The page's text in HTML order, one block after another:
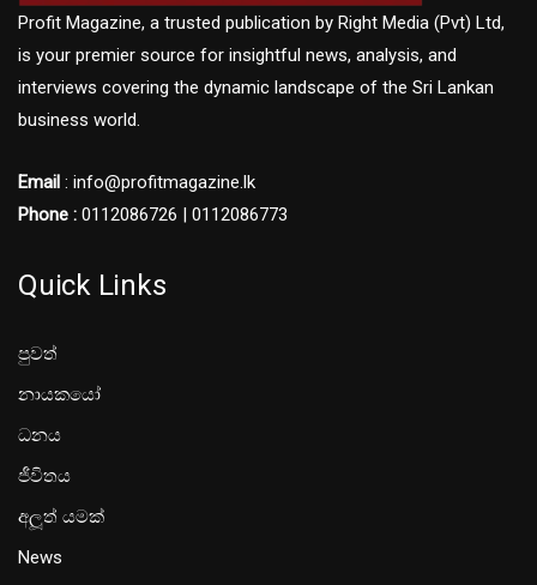
Profit Magazine, a trusted publication by Right Media (Pvt) Ltd,
is your premier source for insightful news, analysis, and
interviews covering the dynamic landscape of the Sri Lankan
business world.
Email : info@profitmagazine.lk
Phone : 0112086726 | 0112086773
Quick Links
පුවත්
නායකයෝ
ධනය
ජීවිතය
අලූත් යමක්
News